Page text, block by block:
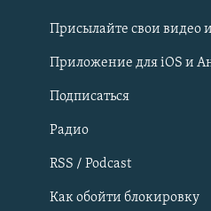
Українською
Qırımtatar
ПРИСОЕДИНЯЙТЕСЬ!
Присылайте свои видео
Приложение для iOS и
Подписаться
Радио
RSS / Podcast
Как обойти блокировку